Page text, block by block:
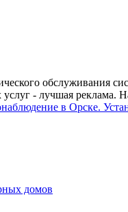
обслуживания
- лучшая реклама.
в Орске.
домов